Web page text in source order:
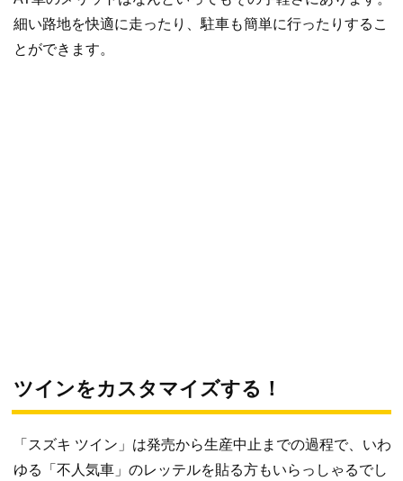
細い路地を快適に走ったり、駐車も簡単に行ったりするこ
とができます。
ツインをカスタマイズする！
「スズキ ツイン」は発売から生産中止までの過程で、いわ
ゆる「不人気車」のレッテルを貼る方もいらっしゃるでし